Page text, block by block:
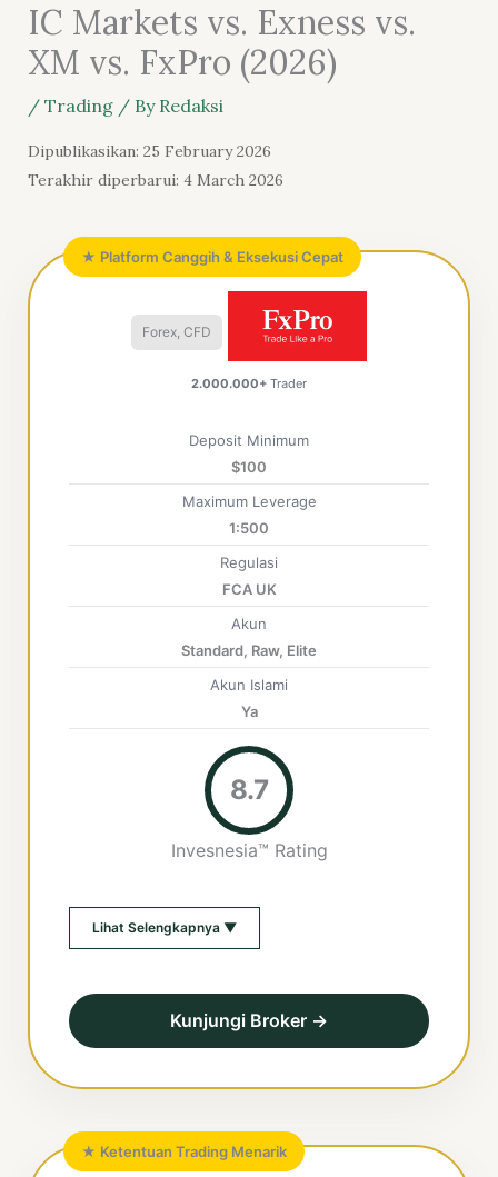
IC Markets vs. Exness vs.
XM vs. FxPro (2026)
/ Trading/ By Redaksi
Dipublikasikan: 25 February 2026
Terakhir diperbarui: 4 March 2026
★ Platform Canggih & Eksekusi Cepat
Forex, CFD
2.000.000+ Trader
Deposit Minimum
$100
Maximum Leverage
1:500
Regulasi
FCA UK
Akun
Standard, Raw, Elite
Akun Islami
Ya
8.7
Invesnesia™ Rating
Lihat Selengkapnya ▼
Kunjungi Broker →
★ Ketentuan Trading Menarik